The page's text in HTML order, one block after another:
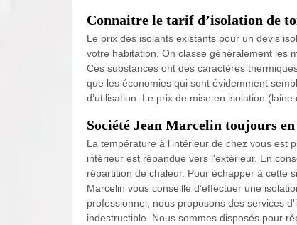
Connaitre le tarif d’isolation de
Le prix des isolants existants pour un devis
votre habitation. On classe généralement les
Ces substances ont des caractères
que les économies qui sont évidemment
d’utilisation. Le prix de mise en isolation
Société Jean Marcelin toujours
La température à l’intérieur de chez vous est
intérieur est répandue vers l'extérieur. En
répartition de chaleur. Pour échapper à cette
Marcelin vous conseille d’effectuer une
professionnel, nous proposons des services
indestructible. Nous sommes disposés pour